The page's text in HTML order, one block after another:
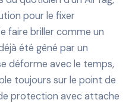
pour le fixer
faire briller comme un
été gêné par un
déforme avec le temps,
toujours sur le point de
protection avec attache